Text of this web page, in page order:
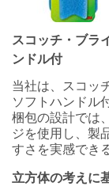
スコッチ・ブラ
ンドル付
当社は、スコッ
ソフトハンドル
梱包の設計では
ジを使用し、製
すさを実感でき
立方体の考えに